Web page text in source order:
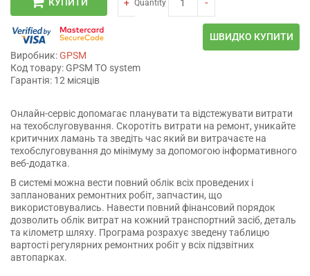
+ Quantity -
ШВИДКО КУПИТИ
Виробник:GPSM
Код товару: GPSM TO system
Гарантія: 12 місяців
Онлайн-сервіс допомагає планувати та відстежувати витрати
на техобслуговування. Скоротіть витрати на ремонт, уникайте
критичних ламань та зведіть час який ви витрачаєте на
техобслуговування до мінімуму за допомогою інформативного
веб-додатка.
В системі можна вести повний облік всіх проведених і
запланованих ремонтних робіт, запчастин, що
використовувались. Навести повний фінансовий порядок
дозволить облік витрат на кожний транспортний засіб, деталь
та кілометр шляху. Програма розрахує зведену таблицю
вартості регулярних ремонтних робіт у всіх підзвітних
автопарках.